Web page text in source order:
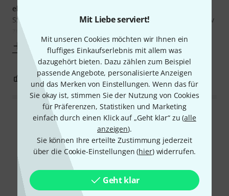
Mit Liebe serviert!
Mit unseren Cookies möchten wir Ihnen ein
fluffiges Einkaufserlebnis mit allem was
dazugehört bieten. Dazu zählen zum Beispiel
passende Angebote, personalisierte Anzeigen
und das Merken von Einstellungen. Wenn das für
Sie okay ist, stimmen Sie der Nutzung von Cookies
für Präferenzen, Statistiken und Marketing
einfach durch einen Klick auf „Geht klar“ zu (alle
anzeigen).
Sie können Ihre erteilte Zustimmung jederzeit
über die Cookie-Einstellungen (hier) widerrufen.
Geht klar
ehesten mit Ez Drummer 2 vergleichen. Wobei mir da die
SSD5 Sounds besser gefallen. Das Interface ist recht intuitiv
zu handhaben, bietet aber nicht mal
Mehr anzeigen
1 BEWERTUNG MELDEN
Alle Bewertungen lesen
Schon gewusst?
Alle Videos Ratgeber Testberichte